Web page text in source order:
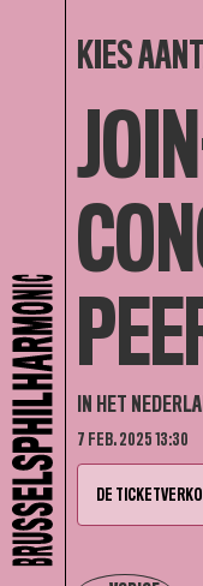
KIES
IN HET
7 FEB. 2025 13:30
DE